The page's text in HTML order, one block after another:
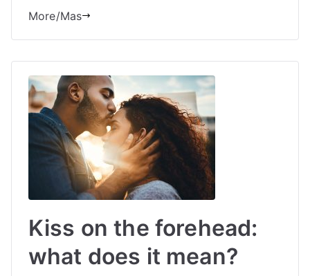
More/Mas
Kiss on the forehead:
what does it mean?